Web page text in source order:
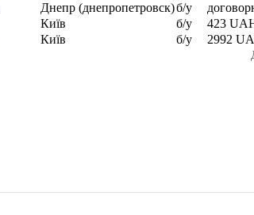
Днепр (днепропетровск)б/у
Київ б/у
423
Київ б/у 2992